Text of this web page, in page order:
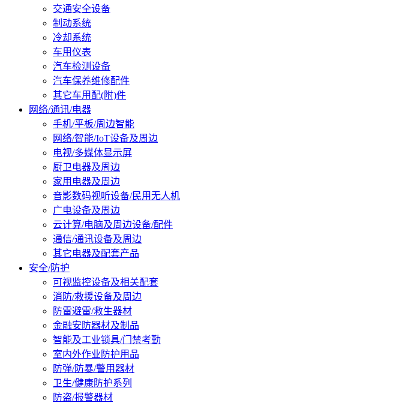
交通安全设备
制动系统
冷却系统
车用仪表
汽车检测设备
汽车保养维修配件
其它车用配(附)件
网络/通讯/电器
手机/平板/周边智能
网络/智能/IoT设备及周边
电视/多媒体显示屏
厨卫电器及周边
家用电器及周边
音影数码视听设备/民用无人机
广电设备及周边
云计算/电脑及周边设备/配件
通信/通讯设备及周边
其它电器及配套产品
安全/防护
可视监控设备及相关配套
消防/救援设备及周边
防雷避雷/救生器材
金融安防器材及制品
智能及工业锁具/门禁考勤
室内外作业防护用品
防弹/防暴/警用器材
卫生/健康防护系列
防盗/报警器材